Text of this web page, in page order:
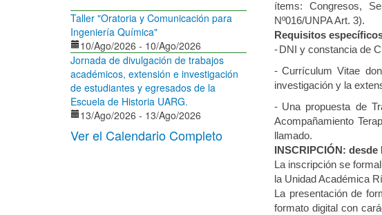
ítems: Congresos,
Nº016/UNPA Art. 3).
Requisitos
- DNI y constancia de
- Currículum Vitae
investigación y la
- Una propuesta de
Acompañamiento
llamado.
INSCRIPCIÓN:
La inscripción se
la Unidad Académica
La presentación de
formato digital con
Taller "Oratoria y Comunicación para
Ingeniería Química"
10/Ago/2026 - 10/Ago/2026
Jornada de divulgación de trabajos
académicos, extensión e investigación
de estudiantes y egresados de la
Escuela de Historia UARG.
13/Ago/2026 - 13/Ago/2026
Ver el Calendario Completo